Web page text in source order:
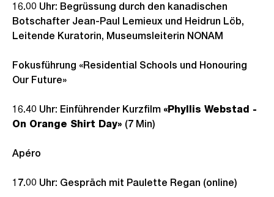
16.00 Uhr: Begrüssung durch den kanadischen
Botschafter Jean-Paul Lemieux und Heidrun Löb,
Leitende Kuratorin, Museumsleiterin NONAM
Fokusführung «Residential Schools und Honouring
Our Future»
16.40 Uhr: Einführender Kurzfilm «Phyllis Webstad -
On Orange Shirt Day» (7 Min)
Apéro
17.00 Uhr: Gespräch mit Paulette Regan (online)